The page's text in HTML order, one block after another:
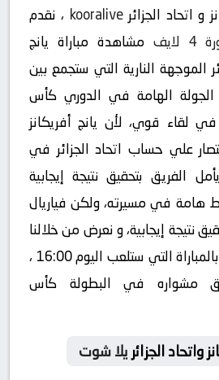
و اتحاد الجزائرkooralive ، نقدم
لايف
مشاهدة مباراة يانج
الموجهة النارية التي ستجمع بين
الجولة الهامة في الدوري كأس
في لقاء قوي، لأن يانج أفريكانز
علي حساب اتحاد الجزائر في
الفريق بتحقيق نتيجة إيجابية
هامة في مسيرته، ولكن فياريال
نتيجة إيجابية، و نعرض من خلالنا
جميع تفاصيل الخاصة بالمباراة التي ستلعب اليوم 16:00 ،
مشواره في البطولة كأس
واتحاد الجزائر يلا شوت